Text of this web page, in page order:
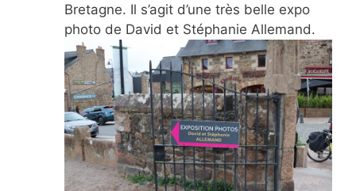
Bretagne. Il s’agit d’une très belle expo
photo de David et Stéphanie Allemand.